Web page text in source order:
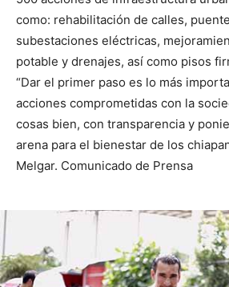
como: rehabilitación de calles,
subestaciones eléctricas,
potable y drenajes, así como pisos
“Dar el primer paso es lo más
acciones comprometidas con la
cosas bien, con transparencia y
arena para el bienestar de los
Melgar. Comunicado de Prensa